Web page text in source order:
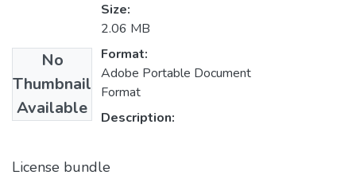
No
Thumbnail
Available
Size:
2.06 MB
Format:
Adobe Portable Document
Format
Description:
License bundle